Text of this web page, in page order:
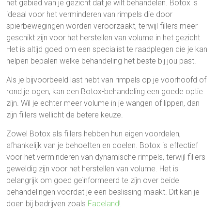
het gebied van je gezicht dat je wilt behandelen. Botox is
ideaal voor het verminderen van rimpels die door
spierbewegingen worden veroorzaakt, terwijl fillers meer
geschikt zijn voor het herstellen van volume in het gezicht.
Het is altijd goed om een specialist te raadplegen die je kan
helpen bepalen welke behandeling het beste bij jou past.
Als je bijvoorbeeld last hebt van rimpels op je voorhoofd of
rond je ogen, kan een Botox-behandeling een goede optie
zijn. Wil je echter meer volume in je wangen of lippen, dan
zijn fillers wellicht de betere keuze.
Zowel Botox als fillers hebben hun eigen voordelen,
afhankelijk van je behoeften en doelen. Botox is effectief
voor het verminderen van dynamische rimpels, terwijl fillers
geweldig zijn voor het herstellen van volume. Het is
belangrijk om goed geïnformeerd te zijn over beide
behandelingen voordat je een beslissing maakt. Dit kan je
doen bij bedrijven zoals Faceland!